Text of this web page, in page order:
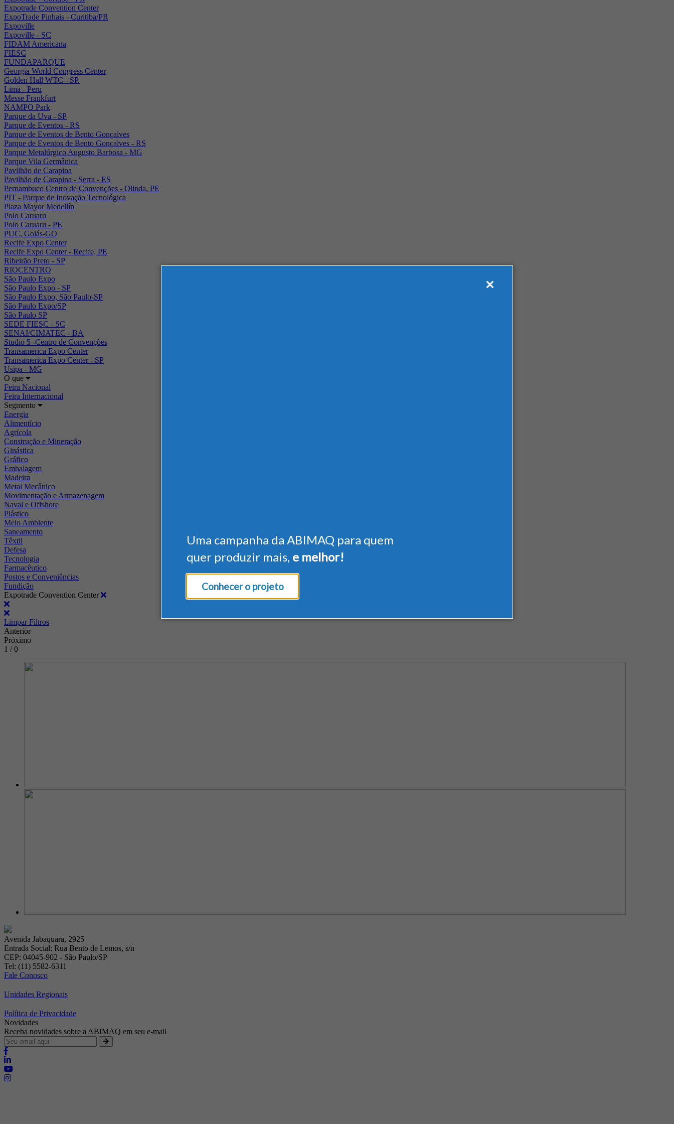
Uma campanha da ABIMAQ para quem
quer produzir mais, e melhor!
Conhecer o projeto
Expotrade Convention Center
ExpoTrade Pinhais - Curitiba/PR
Expoville
Expoville - SC
FIDAM Americana
FIESC
FUNDAPARQUE
Georgia World Congress Center
Golden Hall WTC - SP.
Lima - Peru
Messe Frankfurt
NAMPO Park
Parque da Uva - SP
Parque de Eventos - RS
Parque de Eventos de Bento Gonçalves
Parque de Eventos de Bento Gonçalves - RS
Parque Metalúrgico Augusto Barbosa - MG
Parque Vila Germânica
Pavilhão de Carapina
Pavilhão de Carapina - Serra - ES
Pernambuco Centro de Convenções - Olinda, PE
PIT - Parque de Inovação Tecnológica
Plaza Mayor Medellín
Polo Caruaru
Polo Caruaru - PE
PUC, Goiás-GO
Recife Expo Center
Recife Expo Center - Recife, PE
Ribeirão Preto - SP
RIOCENTRO
São Paulo Expo
São Paulo Expo - SP
São Paulo Expo, São Paulo-SP
São Paulo Expo/SP
São Paulo SP
SEDE FIESC - SC
SENAI/CIMATEC - BA
Studio 5 -Centro de Convenções
Transamerica Expo Center
Transamerica Expo Center - SP
Usipa - MG
O que
Feira Nacional
Feira Internacional
Segmento
Energia
Alimentício
Agrícola
Construção e Mineração
Ginástica
Gráfico
Embalagem
Madeira
Metal Mecânico
Movimentação e Armazenagem
Naval e Offshore
Plástico
Meio Ambiente
Saneamento
Têxtil
Defesa
Tecnologia
Farmacêutico
Postos e Conveniências
Fundição
Expotrade Convention Center
Limpar Filtros
Anterior
Próximo
1 / 0
Avenida Jabaquara, 2925
Entrada Social: Rua Bento de Lemos, s/n
CEP: 04045-902 - São Paulo/SP
Tel: (11) 5582-6311
Fale Conosco
Unidades Regionais
Política de Privacidade
Novidades
Receba novidades sobre a ABIMAQ em seu e-mail